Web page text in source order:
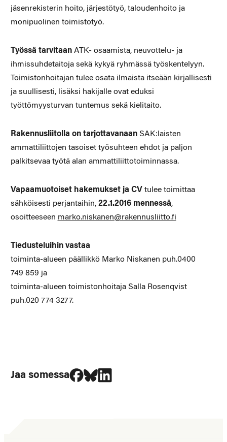
jäsenrekisterin hoito, järjestötyö, taloudenhoito ja
monipuolinen toimistotyö.
Työssä tarvitaanATK- osaamista, neuvottelu- ja
ihmissuhdetaitoja sekä kykyä ryhmässä työskentelyyn.
Toimistonhoitajan tulee osata ilmaista itseään kirjallisesti
ja suullisesti, lisäksi hakijalle ovat eduksi
työttömyysturvan tuntemus sekä kielitaito.
Rakennusliitolla on tarjottavanaanSAK:laisten
ammattiliittojen tasoiset työsuhteen ehdot ja paljon
palkitsevaa työtä alan ammattiliittotoiminnassa.
Vapaamuotoiset hakemukset ja CV tulee toimittaa
sähköisesti perjantaihin, 22.1.2016 mennessä,
osoitteeseen marko.niskanen@rakennusliitto.fi
Tiedusteluihin vastaa
toiminta-alueen päällikkö Marko Niskanen puh.0400
749 859 ja
toiminta-alueen toimistonhoitaja Salla Rosenqvist
puh.020 774 3277.
Jaa somessa
Jaa Facebookissa
Jaa Blueskyssa
Jaa LinkedIn:ssä